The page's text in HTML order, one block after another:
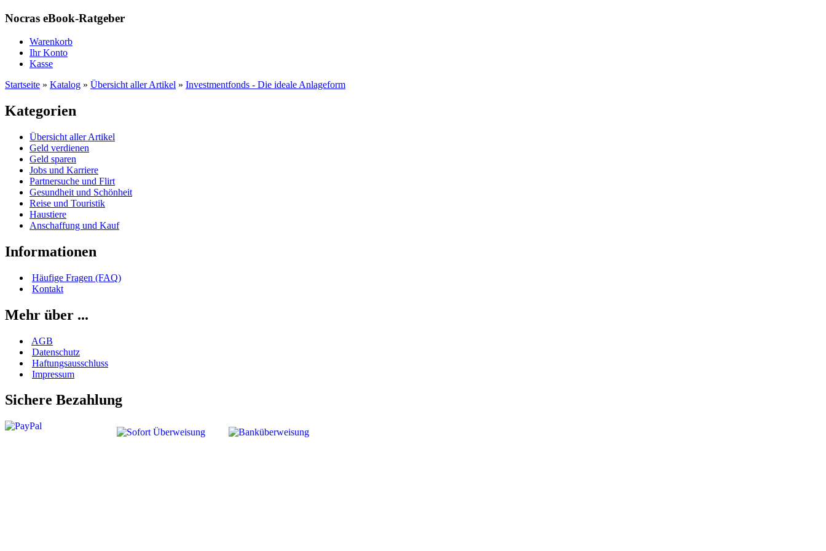
Nocras eBook-Ratgeber
Warenkorb
Ihr Konto
Kasse
Startseite » Katalog » Übersicht aller Artikel » Investmentfonds - Die ideale Anlageform
Kategorien
Übersicht aller Artikel
Geld verdienen
Geld sparen
Jobs und Karriere
Partnersuche und Flirt
Gesundheit und Schönheit
Reise und Touristik
Haustiere
Anschaffung und Kauf
Informationen
Häufige Fragen (FAQ)
Kontakt
Mehr über ...
AGB
Datenschutz
Haftungsausschluss
Impressum
Sichere Bezahlung